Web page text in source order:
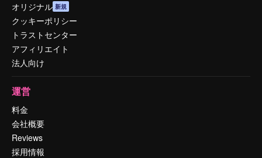
オリジナル 新規
クッキーポリシー
トラストセンター
アフィリエイト
法人向け
運営
料金
会社概要
Reviews
採用情報